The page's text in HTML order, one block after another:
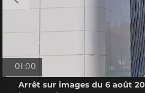
01:00
Arrêt sur images du 6 août